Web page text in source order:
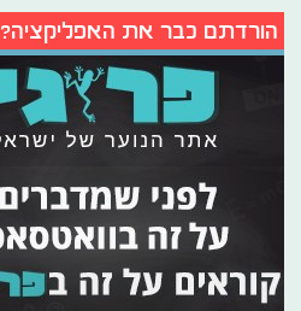
הורדתם כבר את האפליקציה?